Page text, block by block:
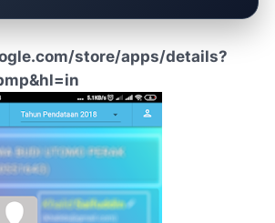
store/apps/details?